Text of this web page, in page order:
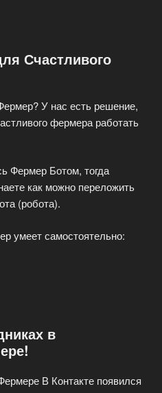
Счастливого
У нас есть решение,
фермера работать
Фермер Ботом, тогда
как можно переложить
(робота).
умеет самостоятельно:
в
В Контакте появился